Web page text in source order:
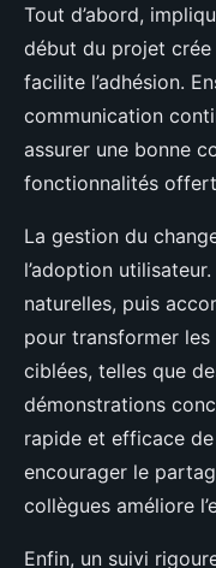
Tout d’abord,
début du projet crée
facilite l’adhésion.
communication
assurer une bonne
fonctionnalités
La gestion du
l’adoption
naturelles, puis
pour transformer
ciblées, telles que
démonstrations
rapide et efficace de
encourager le
collègues améliore
Enfin, un suivi